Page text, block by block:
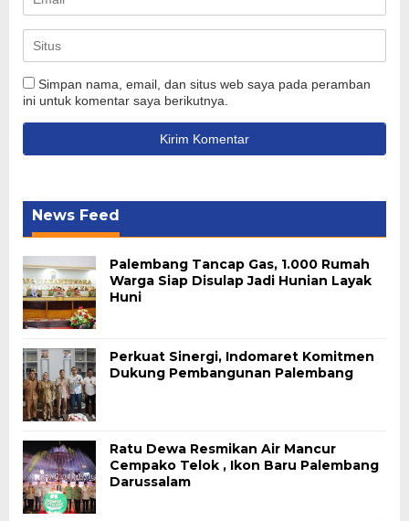
Simpan nama, email, dan situs web saya pada peramban
ini untuk komentar saya berikutnya.
News Feed
Palembang Tancap Gas, 1.000 Rumah
Warga Siap Disulap Jadi Hunian Layak
Huni
Perkuat Sinergi, Indomaret Komitmen
Dukung Pembangunan Palembang
Ratu Dewa Resmikan Air Mancur
Cempako Telok , Ikon Baru Palembang
Darussalam